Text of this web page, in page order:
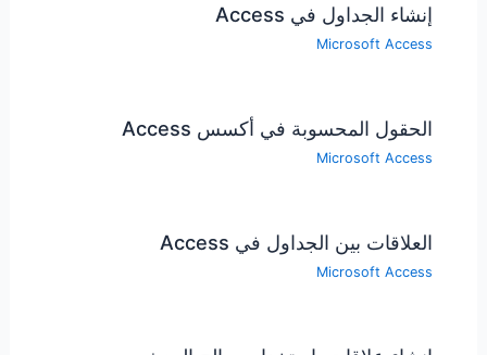
إنشاء الجداول في Access
Microsoft Access
الحقول المحسوبة في أكسس Access
Microsoft Access
العلاقات بين الجداول في Access
Microsoft Access